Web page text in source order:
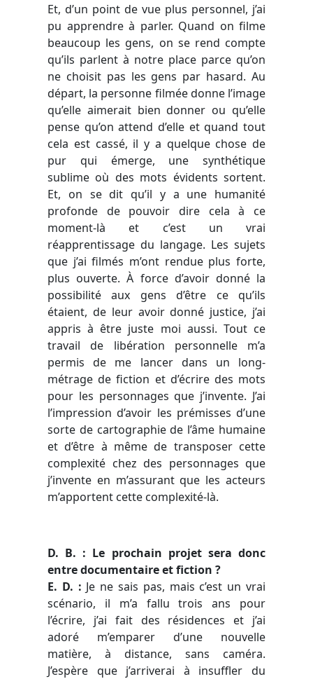
Et, d’un point de vue plus personnel, j’ai
pu apprendre à parler. Quand on filme
beaucoup les gens, on se rend compte
qu’ils parlent à notre place parce qu’on
ne choisit pas les gens par hasard. Au
départ, la personne filmée donne l’image
qu’elle aimerait bien donner ou qu’elle
pense qu’on attend d’elle et quand tout
cela est cassé, il y a quelque chose de
pur qui émerge, une synthétique
sublime où des mots évidents sortent.
Et, on se dit qu’il y a une humanité
profonde de pouvoir dire cela à ce
moment-là et c’est un vrai
réapprentissage du langage. Les sujets
que j’ai filmés m’ont rendue plus forte,
plus ouverte. À force d’avoir donné la
possibilité aux gens d’être ce qu’ils
étaient, de leur avoir donné justice, j’ai
appris à être juste moi aussi. Tout ce
travail de libération personnelle m’a
permis de me lancer dans un long-
métrage de fiction et d’écrire des mots
pour les personnages que j’invente. J’ai
l’impression d’avoir les prémisses d’une
sorte de cartographie de l’âme humaine
et d’être à même de transposer cette
complexité chez des personnages que
j’invente en m’assurant que les acteurs
m’apportent cette complexité-là.
D. B. : Le prochain projet sera donc
entre documentaire et fiction ?
E. D. : Je ne sais pas, mais c’est un vrai
scénario, il m’a fallu trois ans pour
l’écrire, j’ai fait des résidences et j’ai
adoré m’emparer d’une nouvelle
matière, à distance, sans caméra.
J’espère que j’arriverai à insuffler du